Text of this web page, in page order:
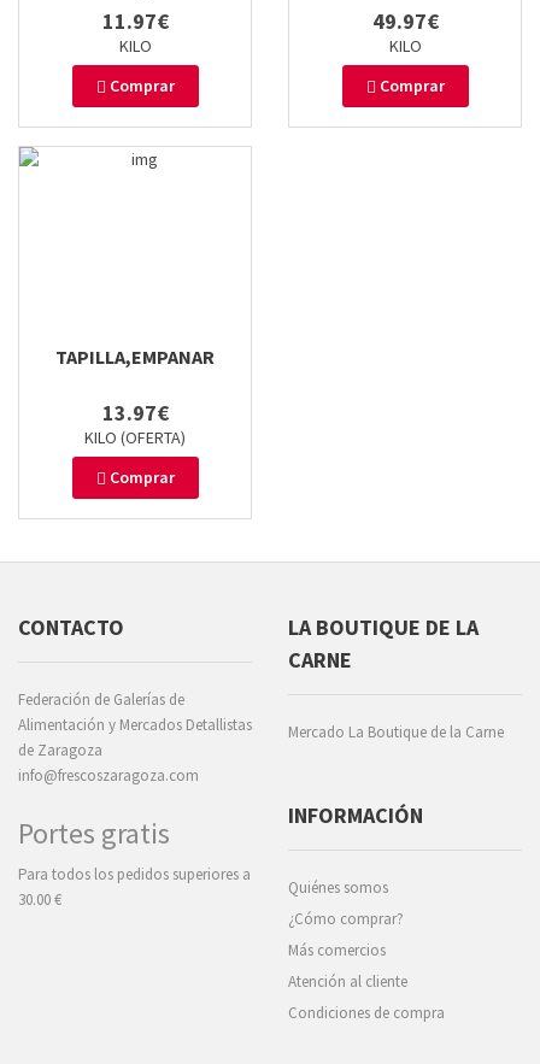
11.97€
KILO
Comprar
49.97€
KILO
Comprar
TAPILLA,EMPANAR
13.97€
KILO (OFERTA)
Comprar
CONTACTO
Federación de Galerías de
Alimentación y Mercados Detallistas
de Zaragoza
info@frescoszaragoza.com
Portes gratis
Para todos los pedidos superiores a
30.00 €
LA BOUTIQUE DE LA
CARNE
Mercado La Boutique de la Carne
INFORMACIÓN
Quiénes somos
¿Cómo comprar?
Más comercios
Atención al cliente
Condiciones de compra